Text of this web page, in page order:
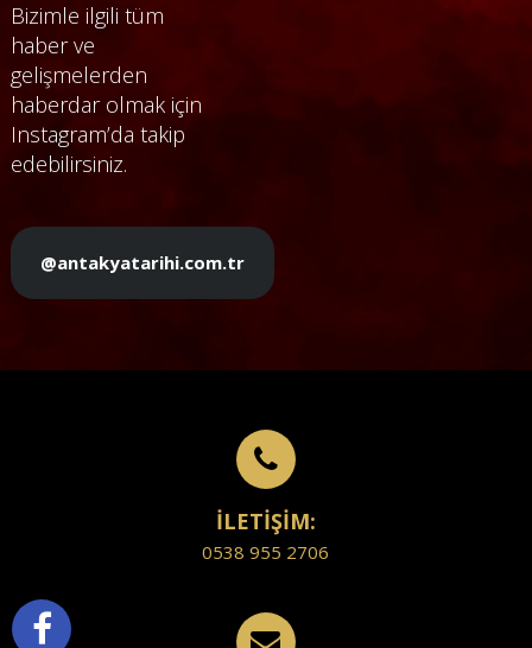
Bizimle ilgili tüm
haber ve
gelişmelerden
haberdar olmak için
Instagram’da takip
edebilirsiniz.
@antakyatarihi.com.tr
İLETİŞİM:
0538 955 2706